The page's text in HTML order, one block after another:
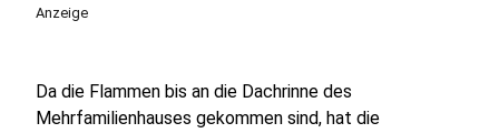
Anzeige
Da die Flammen bis an die Dachrinne des
Mehrfamilienhauses gekommen sind, hat die